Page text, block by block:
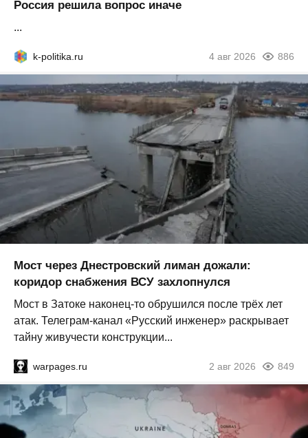
Россия решила вопрос иначе
...
k-politika.ru 4 авг 2026 886
Мост через Днестровский лиман дожали:
коридор снабжения ВСУ захлопнулся
Мост в Затоке наконец-то обрушился после трёх лет
атак. Телеграм-канал «Русский инженер» раскрывает
тайну живучести конструкции...
warpages.ru 2 авг 2026 849